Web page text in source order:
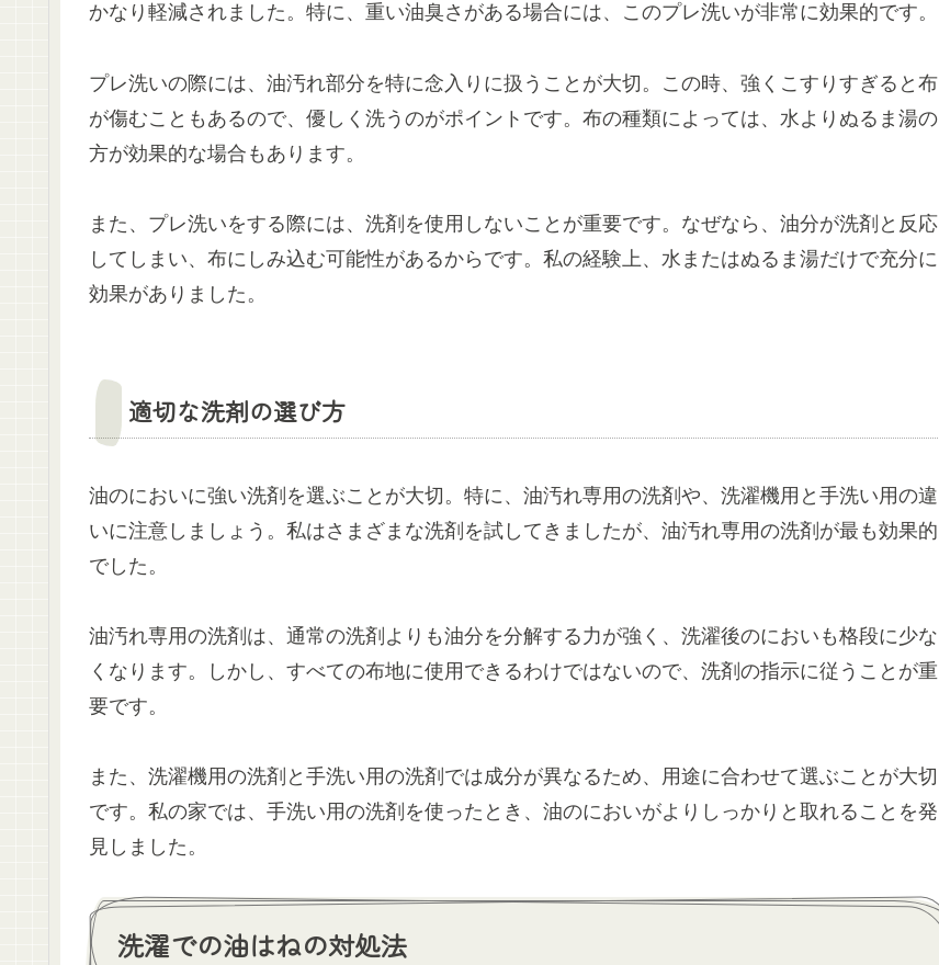
かなり軽減されました。特に、重い油臭さがある場合には、このプレ洗いが非常に効果的です。
プレ洗いの際には、油汚れ部分を特に念入りに扱うことが大切。この時、強くこすりすぎると布
が傷むこともあるので、優しく洗うのがポイントです。布の種類によっては、水よりぬるま湯の
方が効果的な場合もあります。
また、プレ洗いをする際には、洗剤を使用しないことが重要です。なぜなら、油分が洗剤と反応
してしまい、布にしみ込む可能性があるからです。私の経験上、水またはぬるま湯だけで充分に
効果がありました。
適切な洗剤の選び方
油のにおいに強い洗剤を選ぶことが大切。特に、油汚れ専用の洗剤や、洗濯機用と手洗い用の違
いに注意しましょう。私はさまざまな洗剤を試してきましたが、油汚れ専用の洗剤が最も効果的
でした。
油汚れ専用の洗剤は、通常の洗剤よりも油分を分解する力が強く、洗濯後のにおいも格段に少な
くなります。しかし、すべての布地に使用できるわけではないので、洗剤の指示に従うことが重
要です。
また、洗濯機用の洗剤と手洗い用の洗剤では成分が異なるため、用途に合わせて選ぶことが大切
です。私の家では、手洗い用の洗剤を使ったとき、油のにおいがよりしっかりと取れることを発
見しました。
洗濯での油はねの対処法